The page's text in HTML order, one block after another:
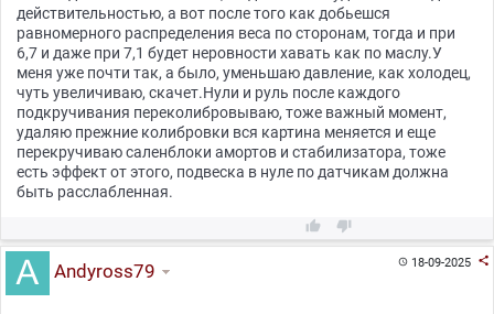
действительностью, а вот после того как добьешся
равномерного распределения веса по сторонам, тогда и при
6,7 и даже при 7,1 будет неровности хавать как по маслу.У
меня уже почти так, а было, уменьшаю давление, как холодец,
чуть увеличиваю, скачет.Нули и руль после каждого
подкручивания переколибровываю, тоже важный момент,
удаляю прежние колибровки вся картина меняется и еще
перекручиваю саленблоки амортов и стабилизатора, тоже
есть эффект от этого, подвеска в нуле по датчикам должна
быть расслабленная.
 
18-09-2025 
Andyross79